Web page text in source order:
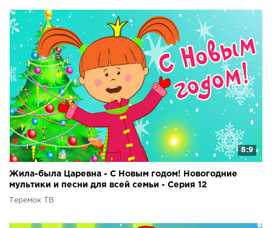
8:9
Жила-была Царевна - С Новым годом! Новогодние
мультики и песни для всей семьи - Серия 12
Теремок ТВ